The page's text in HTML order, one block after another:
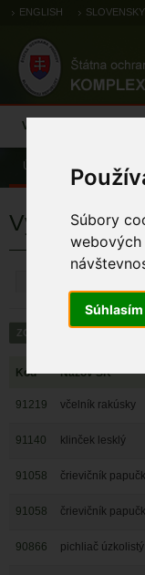
Súbory
webových
Súhlasím
ENGLISH SLOVENSKY
Výsledky monitoringu
Úvod
Výsledky
Kód Názov SK
91219 včelník rakúsky
91140 klinček lesklý
91058 črievičník
91058 črievičník
90866 pichliač úzkolistý